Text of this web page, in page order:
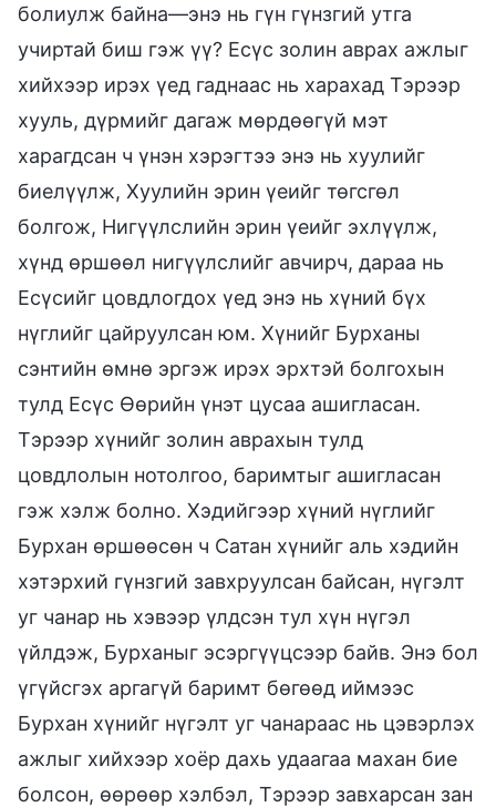
болиулж байна—энэ нь гүн гүнзгий утга
учиртай биш гэж үү? Есүс золин аврах ажлыг
хийхээр ирэх үед гаднаас нь харахад Тэрээр
хууль, дүрмийг дагаж мөрдөөгүй мэт
харагдсан ч үнэн хэрэгтээ энэ нь хуулийг
биелүүлж, Хуулийн эрин үеийг төгсгөл
болгож, Нигүүлслийн эрин үеийг эхлүүлж,
хүнд өршөөл нигүүлслийг авчирч, дараа нь
Есүсийг цовдлогдох үед энэ нь хүний бүх
нүглийг цайруулсан юм. Хүнийг Бурханы
сэнтийн өмнө эргэж ирэх эрхтэй болгохын
тулд Есүс Өөрийн үнэт цусаа ашигласан.
Тэрээр хүнийг золин аврахын тулд
цовдлолын нотолгоо, баримтыг ашигласан
гэж хэлж болно. Хэдийгээр хүний нүглийг
Бурхан өршөөсөн ч Сатан хүнийг аль хэдийн
хэтэрхий гүнзгий завхруулсан байсан, нүгэлт
уг чанар нь хэвээр үлдсэн тул хүн нүгэл
үйлдэж, Бурханыг эсэргүүцсээр байв. Энэ бол
үгүйсгэх аргагүй баримт бөгөөд иймээс
Бурхан хүнийг нүгэлт уг чанараас нь цэвэрлэх
ажлыг хийхээр хоёр дахь удаагаа махан бие
болсон, өөрөөр хэлбэл, Тэрээр завхарсан зан